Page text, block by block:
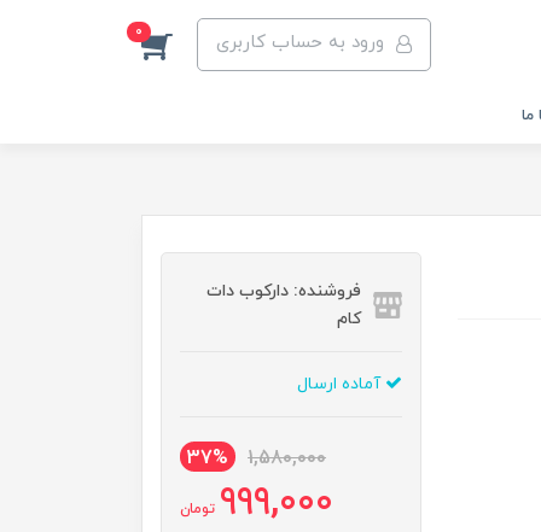
ورود به حساب کاربری 0
ما
فروشنده: دارکوب دات
کام
آماده ارسال
1,580,000
37%
999,000 تومان